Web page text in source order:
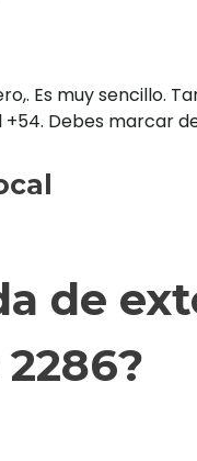
Es muy sencillo.
Debes marcar
de